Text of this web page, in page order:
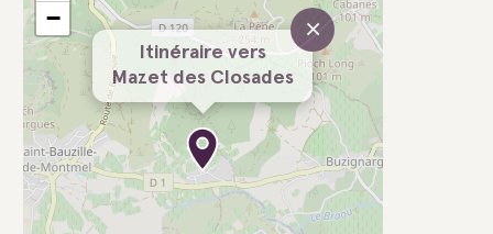
Itinéraire vers
Mazet des Closades
×
−